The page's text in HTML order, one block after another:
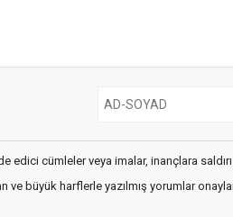
edici cümleler veya imalar, inançlara
ve büyük harflerle yazılmış yorumlar